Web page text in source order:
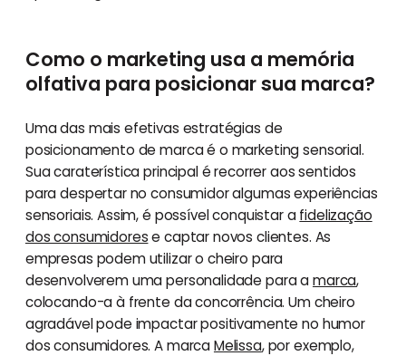
Como o marketing usa a memória
olfativa para posicionar sua marca?
Uma das mais efetivas estratégias de
posicionamento de marca é o marketing sensorial.
Sua caraterística principal é recorrer aos sentidos
para despertar no consumidor algumas experiências
sensoriais. Assim, é possível conquistar afidelização
dos consumidorese captar novos clientes. As
empresas podem utilizar o cheiro para
desenvolverem uma personalidade para amarca,
colocando-a à frente da concorrência. Um cheiro
agradável pode impactar positivamente no humor
dos consumidores. A marcaMelissa, por exemplo,